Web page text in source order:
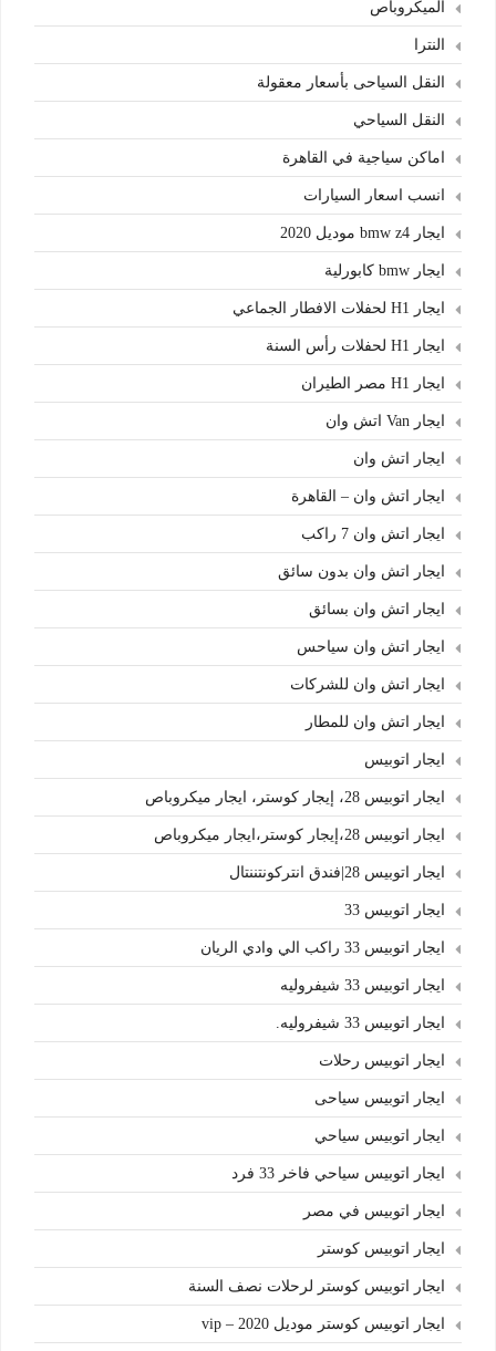
الميكروباص
النترا
النقل السياحى بأسعار معقولة
النقل السياحي
اماكن سياجية في القاهرة
انسب اسعار السيارات
ايجار bmw z4 موديل 2020
ايجار bmw كابورلية
ايجار H1 لحفلات الافطار الجماعي
ايجار H1 لحفلات رأس السنة
ايجار H1 مصر الطيران
ايجار Van اتش وان
ايجار اتش وان
ايجار اتش وان – القاهرة
ايجار اتش وان 7 راكب
ايجار اتش وان بدون سائق
ايجار اتش وان بسائق
ايجار اتش وان سياحس
ايجار اتش وان للشركات
ايجار اتش وان للمطار
ايجار اتوبيس
ايجار اتوبيس 28، إيجار كوستر، ايجار ميكروباص
ايجار اتوبيس 28،إيجار كوستر،ايجار ميكروباص
ايجار اتوبيس 28|فندق انتركونتننتال
ايجار اتوبيس 33
ايجار اتوبيس 33 راكب الي وادي الريان
ايجار اتوبيس 33 شيفروليه
ايجار اتوبيس 33 شيفروليه.
ايجار اتوبيس رحلات
ايجار اتوبيس سياحى
ايجار اتوبيس سياحي
ايجار اتوبيس سياحي فاخر 33 فرد
ايجار اتوبيس في مصر
ايجار اتوبيس كوستر
ايجار اتوبيس كوستر لرحلات نصف السنة
ايجار اتوبيس كوستر موديل 2020 – vip